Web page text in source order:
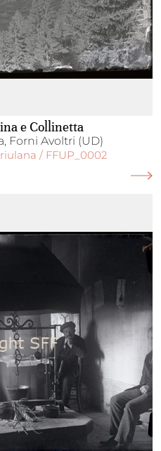
e Collinetta
Forni Avoltri (UD)
/ FFUP_0002